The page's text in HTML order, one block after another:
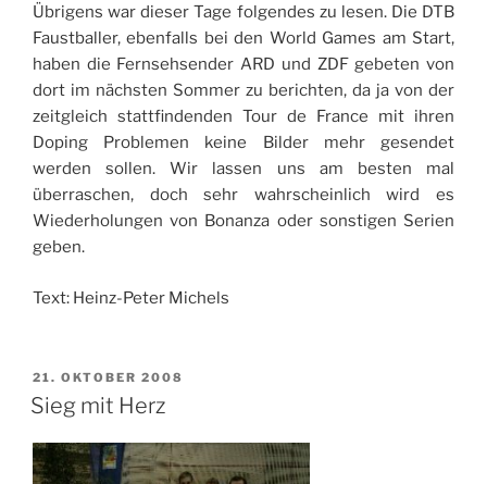
Übrigens war dieser Tage folgendes zu lesen. Die DTB
Faustballer, ebenfalls bei den World Games am Start,
haben die Fernsehsender ARD und ZDF gebeten von
dort im nächsten Sommer zu berichten, da ja von der
zeitgleich stattfindenden Tour de France mit ihren
Doping Problemen keine Bilder mehr gesendet
werden sollen. Wir lassen uns am besten mal
überraschen, doch sehr wahrscheinlich wird es
Wiederholungen von Bonanza oder sonstigen Serien
geben.
Text: Heinz-Peter Michels
VERÖFFENTLICHT
AM
21. OKTOBER 2008
Sieg mit Herz